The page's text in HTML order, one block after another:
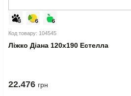
Код товару: 104545
Ліжко Діана 120x190 Естелла
22.476 грн